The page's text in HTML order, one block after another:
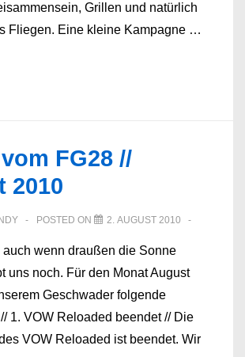
Grillen und natürlich
Fliegen. Eine kleine Kampagne …
FG28 //
2010
POSTED ON 2. AUGUST 2010
auch wenn draußen die Sonne
uns noch. Für den Monat August
Geschwader folgende
1. VOW Reloaded beendet // Die
VOW Reloaded ist beendet. Wir